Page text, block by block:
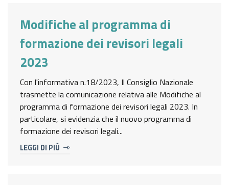
Modifiche al programma di
formazione dei revisori legali
2023
Con l'informativa n.18/2023, Il Consiglio Nazionale
trasmette la comunicazione relativa alle Modifiche al
programma di formazione dei revisori legali 2023. In
particolare, si evidenzia che il nuovo programma di
formazione dei revisori legali...
LEGGI DI PIÙ